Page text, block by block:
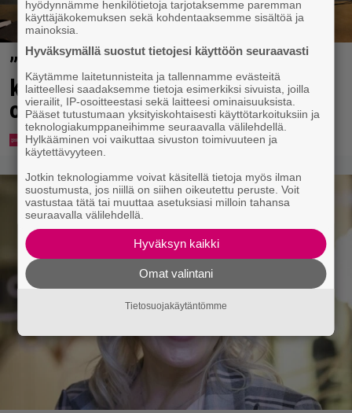
”Että semmonen sirkus” – TTK-
kilpailijat julkistettiin ja kansalla
on sanottavaa
hyödynnämme henkilötietoja tarjotaksemme paremman
käyttäjäkokemuksen sekä kohdentaaksemme sisältöä ja
mainoksia.
Hyväksymällä suostut tietojesi käyttöön seuraavasti
Käytämme laitetunnisteita ja tallennamme evästeitä
laitteellesi saadaksemme tietoja esimerkiksi sivuista, joilla
vierailit, IP-osoitteestasi sekä laitteesi ominaisuuksista.
Pääset tutustumaan yksityiskohtaisesti käyttötarkoituksiin ja
teknologiakumppaneihimme seuraavalla välilehdellä.
Hylkääminen voi vaikuttaa sivuston toimivuuteen ja
käytettävyyteen.
Jotkin teknologiamme voivat käsitellä tietoja myös ilman
suostumusta, jos niillä on siihen oikeutettu peruste. Voit
vastustaa tätä tai muuttaa asetuksiasi milloin tahansa
seuraavalla välilehdellä.
Hyväksyn kaikki
Omat valintani
Tietosuojakäytäntömme